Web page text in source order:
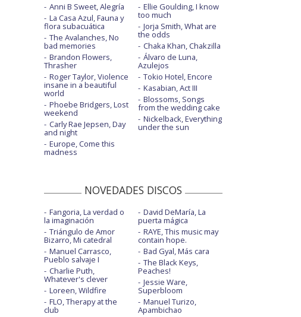
Anni B Sweet, Alegría
La Casa Azul, Fauna y
flora subacuática
The Avalanches, No
bad memories
Brandon Flowers,
Thrasher
Roger Taylor, Violence
insane in a beautiful
world
Phoebe Bridgers, Lost
weekend
Carly Rae Jepsen, Day
and night
Europe, Come this
madness
Ellie Goulding, I know
too much
Jorja Smith, What are
the odds
Chaka Khan, Chakzilla
Álvaro de Luna,
Azulejos
Tokio Hotel, Encore
Kasabian, Act III
Blossoms, Songs
from the wedding cake
Nickelback, Everything
under the sun
NOVEDADES DISCOS
Fangoria, La verdad o
la imaginación
Triángulo de Amor
Bizarro, Mi catedral
Manuel Carrasco,
Pueblo salvaje I
Charlie Puth,
Whatever's clever
Loreen, Wildfire
FLO, Therapy at the
club
David DeMaría, La
puerta mágica
RAYE, This music may
contain hope.
Bad Gyal, Más cara
The Black Keys,
Peaches!
Jessie Ware,
Superbloom
Manuel Turizo,
Apambichao